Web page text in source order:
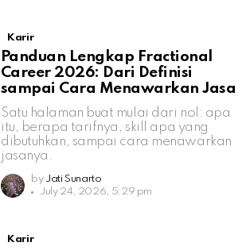
Karir
Panduan Lengkap Fractional
Career 2026: Dari Definisi
sampai Cara Menawarkan Jasa
Satu halaman buat mulai dari nol: apa
itu, berapa tarifnya, skill apa yang
dibutuhkan, sampai cara menawarkan
jasanya.
by Jati Sunarto
July 24, 2026, 5:29 pm
Karir